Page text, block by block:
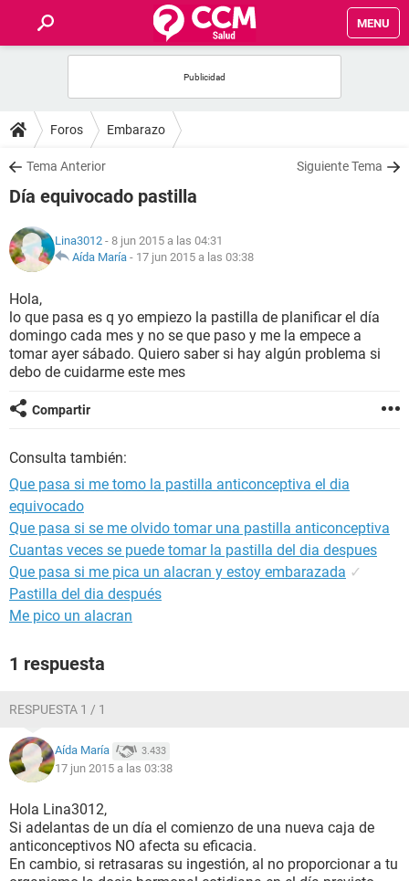
MENU
FOROS
SALUD
FAMILIA
NUTRICIÓN
BIENESTAR
SEXUALIDAD
GLOSARIO
Foros Embarazo
Tema Anterior Siguiente Tema
Día equivocado pastilla
Lina3012 - 8 jun 2015 a las 04:31
Aída María - 17 jun 2015 a las 03:38
Hola,
lo que pasa es q yo empiezo la pastilla de planificar el día
domingo cada mes y no se que paso y me la empece a
tomar ayer sábado. Quiero saber si hay algún problema si
debo de cuidarme este mes
Compartir
Consulta también:
Que pasa si me tomo la pastilla anticonceptiva el dia
equivocado
Que pasa si se me olvido tomar una pastilla anticonceptiva
Cuantas veces se puede tomar la pastilla del dia despues
Que pasa si me pica un alacran y estoy embarazada ✓
Pastilla del dia después
Me pico un alacran
1 respuesta
RESPUESTA 1 / 1
Aída María 3.433
17 jun 2015 a las 03:38
Hola Lina3012,
Si adelantas de un día el comienzo de una nueva caja de
anticonceptivos NO afecta su eficacia.
En cambio, si retrasaras su ingestión, al no proporcionar a tu